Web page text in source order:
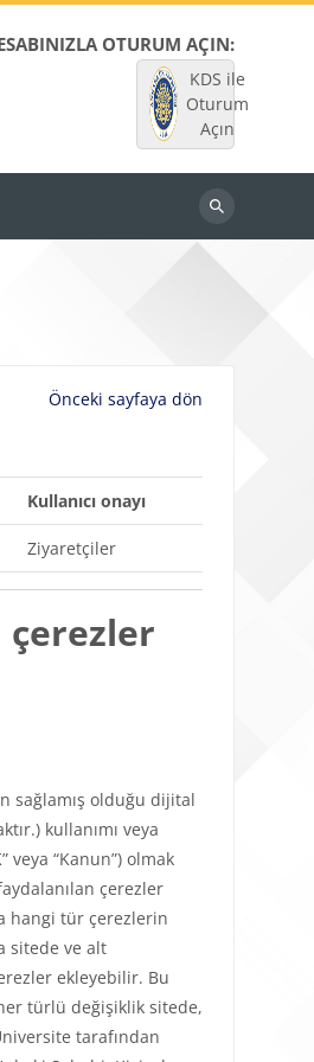
OTURUM AÇIN:
KDS ile
Oturum
Açın
Dersleri
ara
Önceki sayfaya dön
Kullanıcı onayı
Ziyaretçiler
çerezler
sağlamış olduğu dijital
kullanımı veya
“Kanun”) olmak
çerezler
hangi tür çerezlerin
sitede ve alt
ekleyebilir. Bu
türlü değişiklik sitede,
tarafından